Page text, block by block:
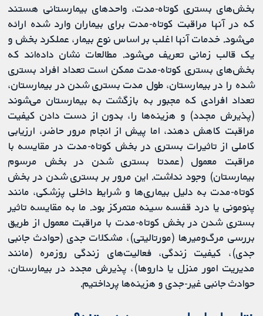
بخش‌های بستری کوتاه‌-مدت، واحد‌های بیمارستانی هستند
که در آنها مراقبت کوتاه-مدت برای بیماران وارد شده ارائه
می‌شود. خدمات آنها اغلب بر اساس نوع بیمار، عملکرد بخش و
یک قالب زمانی تعریف می‌شود. مطالعات نشان داده‌اند که
بخش‌های بستری کوتاه‌-مدت ممکن است تعداد افراد بستری
شده را در بیمارستان، طول مدت بستری شدن در بیمارستان،
تعداد افرادی که مجبور به بازگشت به بیمارستان می‌شوند
(پذیرش مجدد) و هزینه‌ها را، بدون از دست دادن کیفیت
مراقبت کاهش دهند، اما پیش از انجام مرور حاضر، ارزیابی
کاملی از تاثیرات بستری در بخش کوتاه‌-مدت در مقایسه با
مراقبت معمول (عمدتا بستری شدن در بخش مرسوم
بیمارستان) وجود نداشت. این مرور بر بستری شدن در بخش
کوتاه‌-مدت به دلیل بیماری‌ها و شرایط داخلی پزشکی، مانند
پنومونی یا درد قفسه سینه متمرکز بود. ما به مقایسه تاثیر
بستری شدن در بخش کوتاه‌-مدت با مراقبت معمول از طریق
بررسی مرگ‌و‌میرها (مورتالیتی)، مشکلات جدی (حوادث جانبی
جدی)، کیفیت زندگی، فعالیت‌های زندگی روزمره (مانند
مدیریت امور منزل یا داروها)، پذیرش مجدد در بیمارستان،
حوادث جانبی غیر-جدی و هزینه‌ها پرداختیم.